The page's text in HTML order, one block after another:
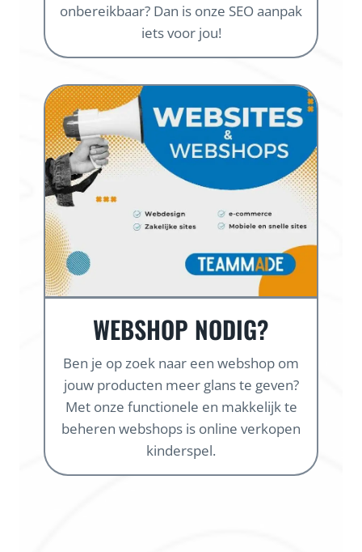
onbereikbaar? Dan is onze SEO aanpak
iets voor jou!
WEBSHOP NODIG?
Ben je op zoek naar een webshop om
jouw producten meer glans te geven?
Met onze functionele en makkelijk te
beheren webshops is online verkopen
kinderspel.